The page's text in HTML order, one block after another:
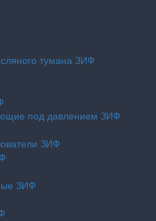
тумана ЗИФ
под давлением ЗИФ
ЗИФ
ЗИФ